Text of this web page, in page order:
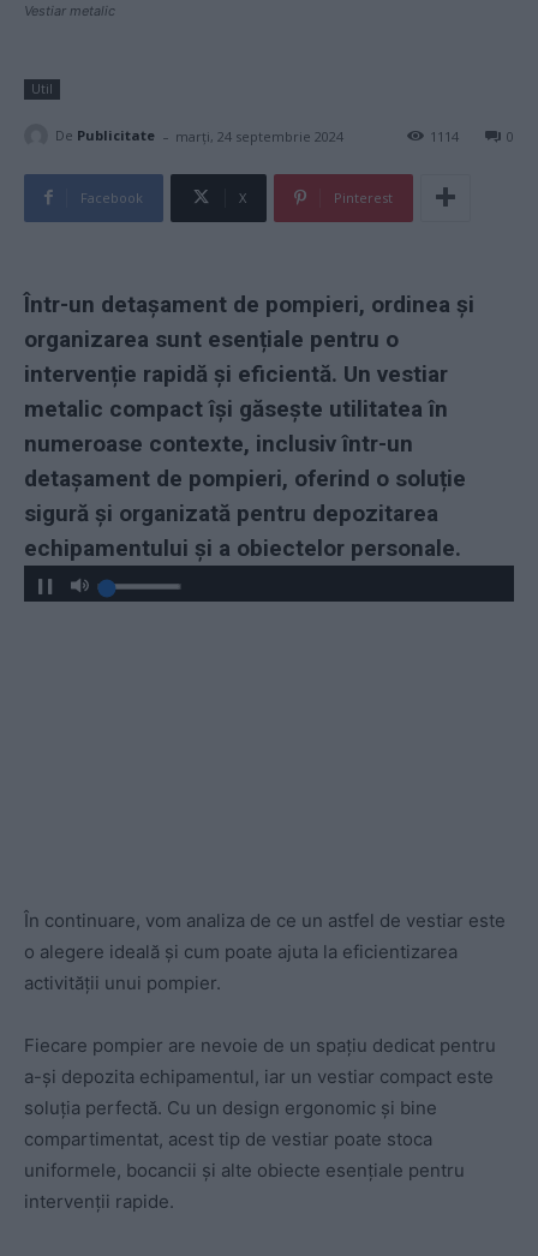
Vestiar metalic
Util
De Publicitate - marți, 24 septembrie 2024 0
1114
Facebook X Pinterest
Într-un detașament de pompieri, ordinea și
organizarea sunt esențiale pentru o
intervenție rapidă și eficientă. Un vestiar
metalic compact își găsește utilitatea în
numeroase contexte, inclusiv într-un
detașament de pompieri, oferind o soluție
sigură și organizată pentru depozitarea
echipamentului și a obiectelor personale.
În continuare, vom analiza de ce un astfel de vestiar este
o alegere ideală și cum poate ajuta la eficientizarea
activității unui pompier.
Fiecare pompier are nevoie de un spațiu dedicat pentru
a-și depozita echipamentul, iar un vestiar compact este
soluția perfectă. Cu un design ergonomic și bine
compartimentat, acest tip de vestiar poate stoca
uniformele, bocancii și alte obiecte esențiale pentru
intervenții rapide.